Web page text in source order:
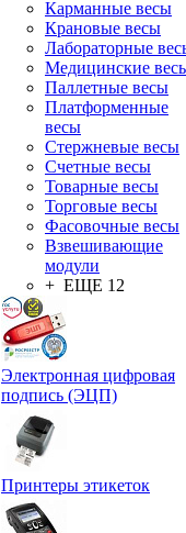
Карманные весы
Крановые весы
Лабораторные
Медицинские
Паллетные весы
Платформенные
весы
Стержневые весы
Счетные весы
Товарные весы
Торговые весы
Фасовочные весы
Взвешивающие
модули
+ ЕЩЕ 12
Электронная цифровая
подпись (ЭЦП)
Принтеры этикеток